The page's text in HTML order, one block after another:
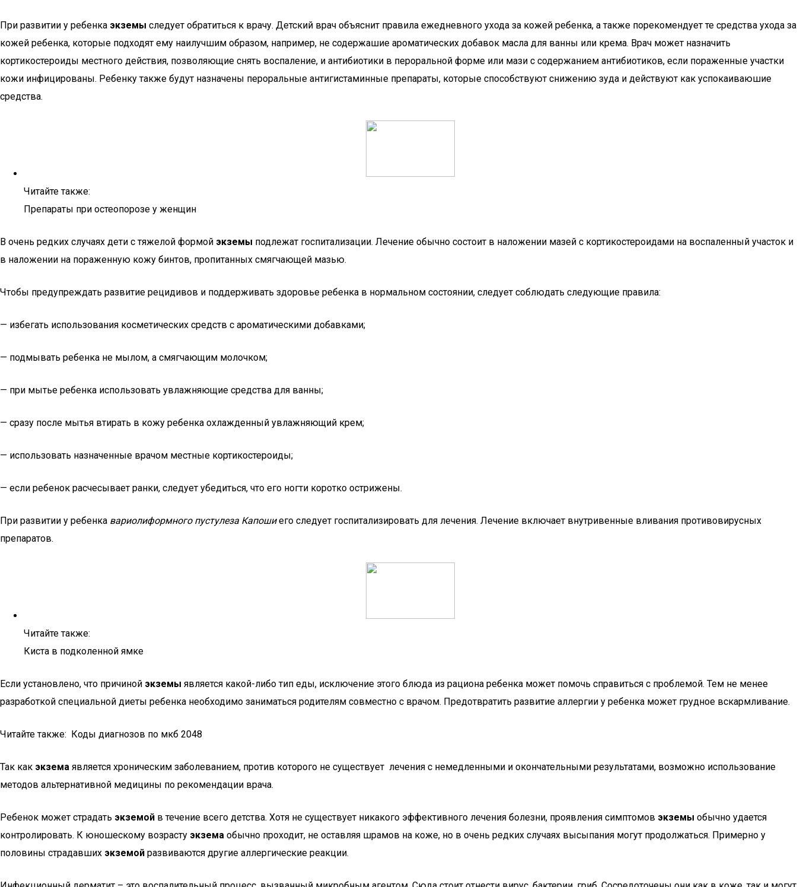
При развитии у ребенка экземы следует обратиться к врачу. Детский врач объяснит правила ежедневного ухода за кожей ребенка, а также порекомендует те средства ухода за
кожей ребенка, которые подходят ему наилучшим образом, например, не содержашие ароматических добавок масла для ванны или крема. Врач может назначить
кортикостероиды местного действия, позволяющие снять воспаление, и антибиотики в пероральной форме или мази с содержанием антибиотиков, если пораженные участки
кожи инфицированы. Ребенку также будут назначены пероральные антигистаминные препараты, которые способствуют снижению зуда и действуют как успокаиваюшие
средства.
Читайте также:
Препараты при остеопорозе у женщин
В очень редких случаях дети с тяжелой формой экземы подлежат госпитализации. Лечение обычно состоит в наложении мазей с кортикостероидами на воспаленный участок и
в наложении на пораженную кожу бинтов, пропитанных смягчающей мазью.
Чтобы предупреждать развитие рецидивов и поддерживать здоровье ребенка в нормальном состоянии, следует соблюдать следующие правила:
— избегать использования косметических средств с ароматическими добавками;
— подмывать ребенка не мылом, а смягчающим молочком;
— при мытье ребенка использовать увлажняющие средства для ванны;
— сразу после мытья втирать в кожу ребенка охлажденный увлажняющий крем;
— использовать назначенные врачом местные кортикостероиды;
— если ребенок расчесывает ранки, следует убедиться, что его ногти коротко острижены.
При развитии у ребенка вариолиформного пустулеза Капошиего следует госпитализировать для лечения. Лечение включает внутривенные вливания противовирусных
препаратов.
Читайте также:
Киста в подколенной ямке
Если установлено, что причиной экземы является какой-либо тип еды, исключение этого блюда из рациона ребенка может помочь справиться с проблемой. Тем не менее
разработкой специальной диеты ребенка необходимо заниматься родителям совместно с врачом. Предотвратить развитие аллергии у ребенка может грудное вскармливание.
Читайте также: Коды диагнозов по мкб 2048
Так как экзема является хроническим заболеванием, против которого не существует лечения с немедленными и окончательными результатами, возможно использование
методов альтернативной медицины по рекомендации врача.
Ребенок может страдать экземой в течение всего детства. Хотя не существует никакого эффективного лечения болезни, проявления симптомов экземы обычно удается
контролировать. К юношескому возрасту экзема обычно проходит, не оставляя шрамов на коже, но в очень редких случаях высыпания могут продолжаться. Примерно у
половины страдавших экземой развиваются другие аллергические реакции.